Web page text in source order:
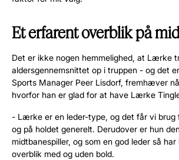
Et erfarent overblik på
Det er ikke nogen hemmelighed, at Lærke
aldersgennemsnittet op i truppen - og det
Sports Manager Peer Lisdorf, fremhæver
hvorfor han er glad for at have Lærke
- Lærke er en leder-type, og det får vi brug
og på holdet generelt. Derudover er hun
midtbanespiller, og som en god leder så
overblik med og uden bold.